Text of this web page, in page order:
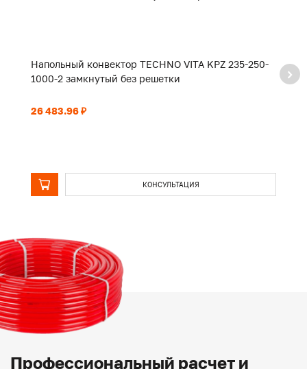
Напольный конвектор TECHNO VITA KPZ 235-250-
1000-2 замкнутый без решетки
26 483.96 ₽
КОНСУЛЬТАЦИЯ
Профессиональный расчет и